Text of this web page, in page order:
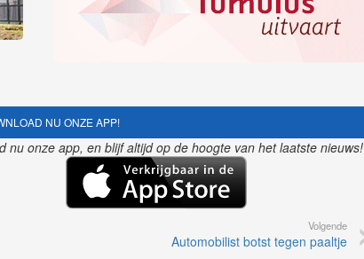
NU ONZE APP!
nu onze app, en blijf altijd op de hoogte van het laatste nieuws!
Volgende
Automobilist botst tegen paaltje